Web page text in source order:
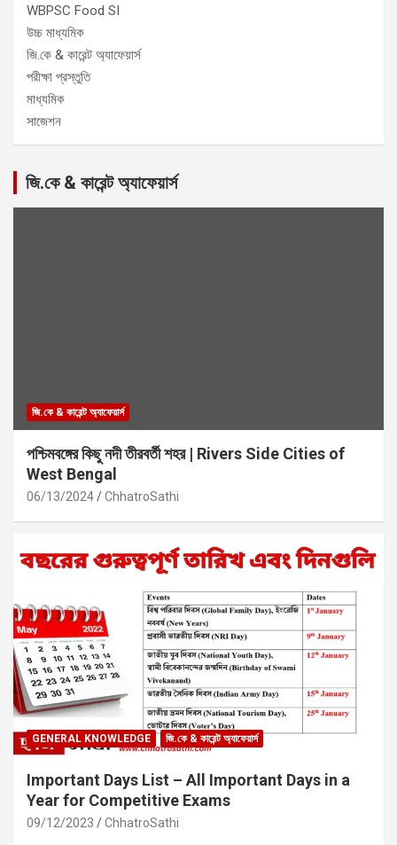
WBPSC Food SI
উচ্চ মাধ্যমিক
জি.কে & কারেন্ট অ্যাফেয়ার্স
পরীক্ষা প্রস্তুতি
মাধ্যমিক
সাজেশন
জি.কে & কারেন্ট অ্যাফেয়ার্স
জি.কে & কারেন্ট অ্যাফেয়ার্স
পশ্চিমবঙ্গের কিছু নদী তীরবর্তী শহর | Rivers Side Cities of
West Bengal
06/13/2024 ChhatroSathi
GENERAL KNOWLEDGE জি.কে & কারেন্ট অ্যাফেয়ার্স
Important Days List – All Important Days in a
Year for Competitive Exams
09/12/2023 ChhatroSathi